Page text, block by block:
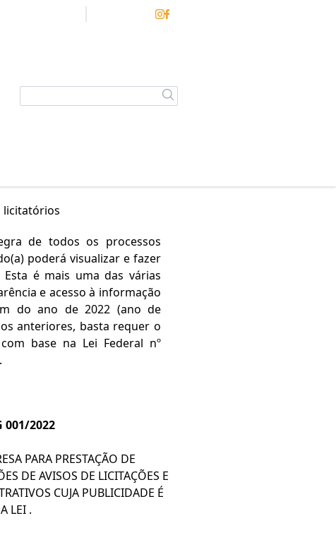
licitatórios
de todos os processos
poderá visualizar e fazer
é mais uma das várias
e acesso à informação
do ano de 2022 (ano de
anteriores, basta requer o
base na Lei Federal nº
001/2022
PARA PRESTAÇÃO DE
DE AVISOS DE LICITAÇÕES E
CUJA PUBLICIDADE É
LEI .